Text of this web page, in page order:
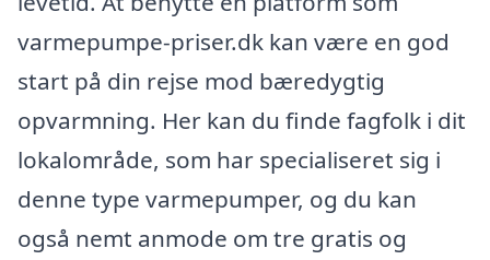
varmepumpe-priser.dk kan være en god
start på din rejse mod bæredygtig
opvarmning. Her kan du finde fagfolk i dit
lokalområde, som har specialiseret sig i
denne type varmepumper, og du kan
også nemt anmode om tre gratis og